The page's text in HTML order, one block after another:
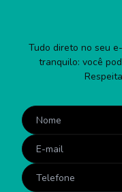
Tudo direto no seu
tranquilo: você